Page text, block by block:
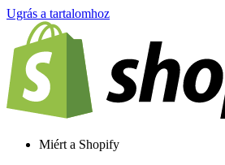
Ugrás a tartalomhoz
Miért a Shopify